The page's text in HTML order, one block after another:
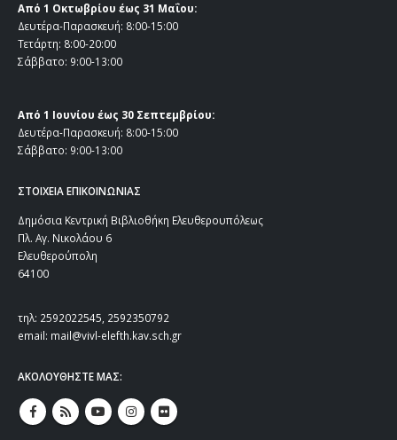
Από 1 Οκτωβρίου έως 31 Μαΐου:
Δευτέρα-Παρασκευή: 8:00-15:00
Τετάρτη: 8:00-20:00
Σάββατο: 9:00-13:00
Από 1 Ιουνίου έως 30 Σεπτεμβρίου:
Δευτέρα-Παρασκευή: 8:00-15:00
Σάββατο: 9:00-13:00
ΣΤΟΙΧΕΙΑ ΕΠΙΚΟΙΝΩΝΙΑΣ
Δημόσια Κεντρική Βιβλιοθήκη Ελευθερουπόλεως
Πλ. Αγ. Νικολάου 6
Ελευθερούπολη
64100
τηλ: 2592022545, 2592350792
email: mail@vivl-elefth.kav.sch.gr
ΑΚΟΛΟΥΘΗΣΤΕ ΜΑΣ: